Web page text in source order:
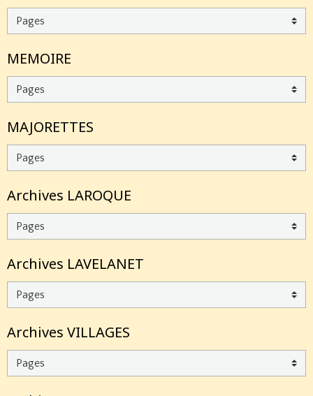
MEMOIRE
MAJORETTES
Archives LAROQUE
Archives LAVELANET
Archives VILLAGES